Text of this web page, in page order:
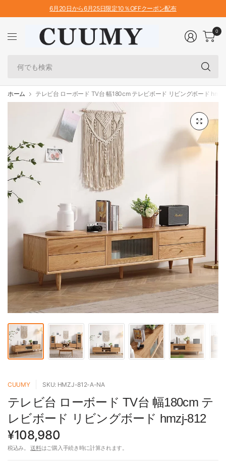
6月20日から6月25日限定10％OFFクーポン配布
索
0
ホーム テレビ台 ローボード TV台 幅180cm テレビボード リビングボード
CUUMY SKU: HMZJ-812-A-NA
テレビ台 ローボード TV台 幅180cm テ
レビボード リビングボード hmzj-812
¥108,980
税込み。送料はご購入手続き時に計算されます。